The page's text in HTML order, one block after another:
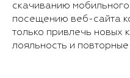
скачиванию
посещению веб-сайта
только привлечь новых
лояльность и